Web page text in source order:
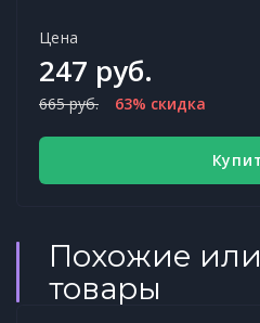
Цена
247 руб.
665 руб. 63% скидка
Похожие
товары